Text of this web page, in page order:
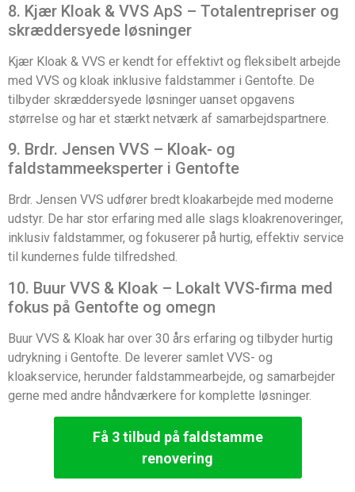
8. Kjær Kloak & VVS ApS – Totalentrepriser og
skræddersyede løsninger
Kjær Kloak & VVS er kendt for effektivt og fleksibelt arbejde
med VVS og kloak inklusive faldstammer i Gentofte. De
tilbyder skræddersyede løsninger uanset opgavens
størrelse og har et stærkt netværk af samarbejdspartnere.
9. Brdr. Jensen VVS – Kloak- og
faldstammeeksperter i Gentofte
Brdr. Jensen VVS udfører bredt kloakarbejde med moderne
udstyr. De har stor erfaring med alle slags kloakrenoveringer,
inklusiv faldstammer, og fokuserer på hurtig, effektiv service
til kundernes fulde tilfredshed.
10. Buur VVS & Kloak – Lokalt VVS-firma med
fokus på Gentofte og omegn
Buur VVS & Kloak har over 30 års erfaring og tilbyder hurtig
udrykning i Gentofte. De leverer samlet VVS- og
kloakservice, herunder faldstammearbejde, og samarbejder
gerne med andre håndværkere for komplette løsninger.
Få 3 tilbud på faldstamme
renovering